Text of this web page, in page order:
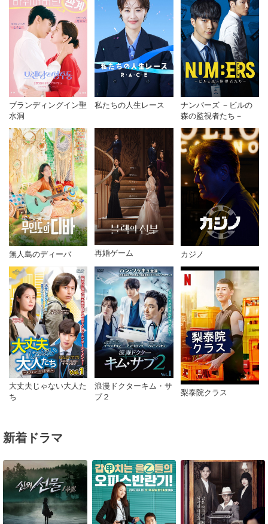
ブランディングイン聖
水洞
私たちの人生レース
ナンバーズ －ビルの
森の監視者たち－
無人島のディーバ 再婚ゲーム カジノ
大丈夫じゃない大人た
ち
浪漫ドクターキム・サ
ブ２
梨泰院クラス
新着ドラマ